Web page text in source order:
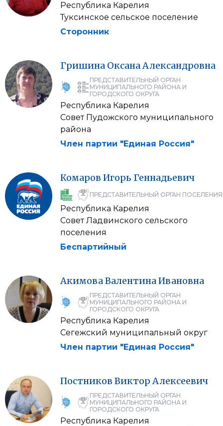
Республика Карелия
Туксинское сельское поселение
Сторонник
Гришина ОксанаАлександровна
ПРЕДСТАВИТЕЛЬНЫЙ ОРГАН
МУНИЦИПАЛЬНОГО РАЙОНА И
ГОРОДСКОГО ОКРУГА
Республика Карелия
Совет Пудожского муниципального
района
Член партии "Единая Россия"
Комаров Игорь Геннадьевич
ПРЕДСТАВИТЕЛЬНЫЙ ОРГАН ПОСЕЛЕНИЯ
Республика Карелия
Совет Ладвинского сельского
поселения
Беспартийный
АкимоваВалентинаИвановна
ПРЕДСТАВИТЕЛЬНЫЙ ОРГАН
МУНИЦИПАЛЬНОГО РАЙОНА И
ГОРОДСКОГО ОКРУГА
Республика Карелия
Сегежский муниципальный округ
Член партии "Единая Россия"
Постников Виктор Алексеевич
ПРЕДСТАВИТЕЛЬНЫЙ ОРГАН
МУНИЦИПАЛЬНОГО РАЙОНА И
ГОРОДСКОГО ОКРУГА
Республика Карелия